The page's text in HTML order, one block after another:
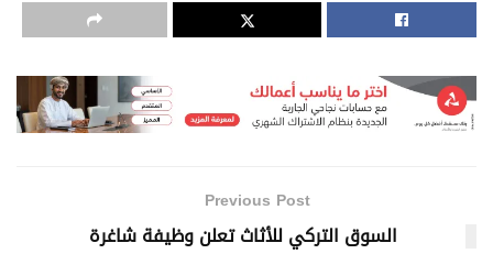
Previous Post
السوق التركي للأثاث تعلن وظيفة شاغرة